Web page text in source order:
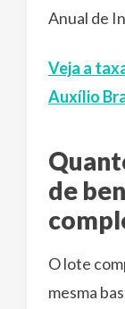
Anual de
Veja a
Auxílio
de
O lote
mesma